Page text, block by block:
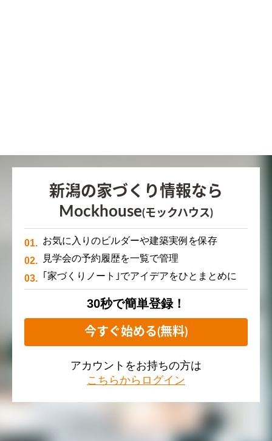
新潟の家づくり情報なら
Mockhouse(モックハウス)
お気に入りのビルダーや建築実例を保存
見学会の予約履歴を一覧で管理
｢家づくりノート｣でアイデアをひとまとめに
30秒で簡単登録！
今すぐ始める(無料)
アカウントをお持ちの方は
こちらからログイン